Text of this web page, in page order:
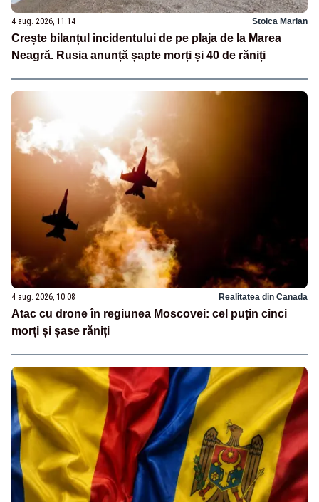
4 aug. 2026, 11:14 Stoica Marian
Crește bilanțul incidentului de pe plaja de la Marea
Neagră. Rusia anunță șapte morți și 40 de răniți
4 aug. 2026, 10:08 Realitatea din Canada
Atac cu drone în regiunea Moscovei: cel puțin cinci
morți și șase răniți